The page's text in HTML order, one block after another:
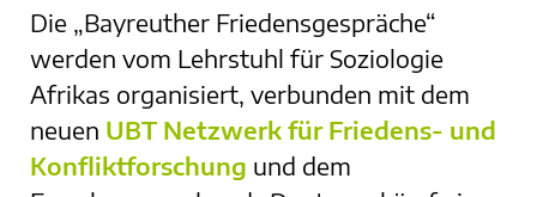
Die „Bayreuther Friedensgespräche“
werden vom Lehrstuhl für Soziologie
Afrikas organisiert, verbunden mit dem
neuen UBT Netzwerk für Friedens- und
Konfliktforschung und dem